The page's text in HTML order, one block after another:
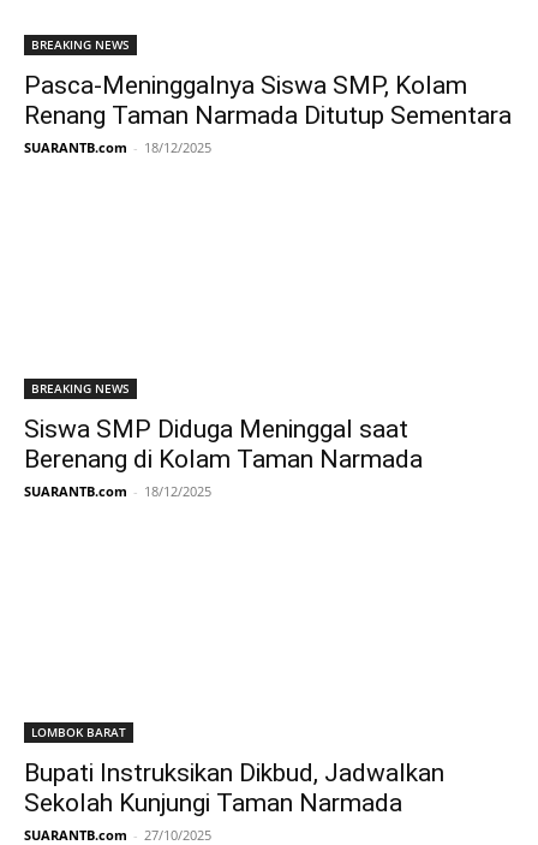
BREAKING NEWS
Pasca-Meninggalnya Siswa SMP, Kolam
Renang Taman Narmada Ditutup Sementara
SUARANTB.com - 18/12/2025
BREAKING NEWS
Siswa SMP Diduga Meninggal saat
Berenang di Kolam Taman Narmada
SUARANTB.com - 18/12/2025
LOMBOK BARAT
Bupati Instruksikan Dikbud, Jadwalkan
Sekolah Kunjungi Taman Narmada
SUARANTB.com - 27/10/2025